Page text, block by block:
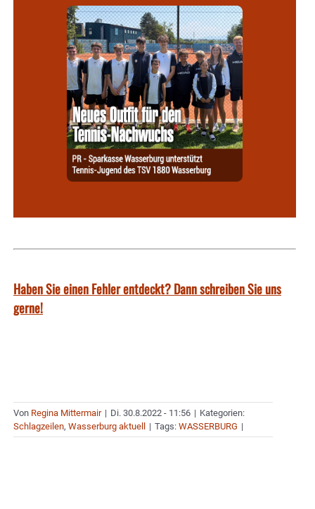
Haben Sie einen Fehler entdeckt? Dann schreiben Sie uns
gerne!
Von Regina Mittermair | Di. 30.8.2022 - 11:56 | Kategorien:
Schlagzeilen, Wasserburg aktuell | Tags: WASSERBURG |